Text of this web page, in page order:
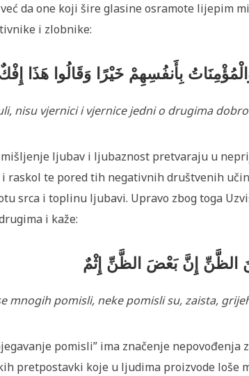
da one koji šire glasine osramote lijepim
i zlobnike:
بِأَنفُسِهِمْ خَيْرًا وَقَالُوا هَذَا
nisu vjernici i vjernice jedni o drugima
ljubav i ljubaznost pretvaraju u
raskol te pored tih negativnih društvenih
srca i toplinu ljubavi. Upravo zbog toga
i kaže:
مِّنَ الظَّنِّ إِنَّ بَعْضَ الظَّنِّ إِثْمٌ
mnogih pomisli, neke pomisli su, zaista,
pomisli” ima značenje
pretpostavki koje u ljudima proizvode loše